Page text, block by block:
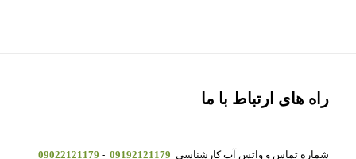
راه های ارتباط با ما
شماره تماس و واتس آپ کارشناسی 09192121179
-
09022121179